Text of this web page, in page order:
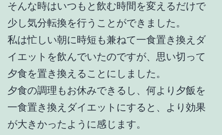
そんな時はいつもと飲む時間を変えるだけで
少し気分転換を行うことができました。
私は忙しい朝に時短も兼ねて一食置き換えダ
イエットを飲んでいたのですが、思い切って
夕食を置き換えることにしました。
夕食の調理もお休みできるし、何より夕飯を
一食置き換えダイエットにすると、より効果
が大きかったように感じます。